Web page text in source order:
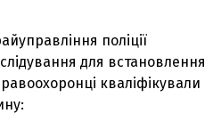
поліції
для встановлення
кваліфікували